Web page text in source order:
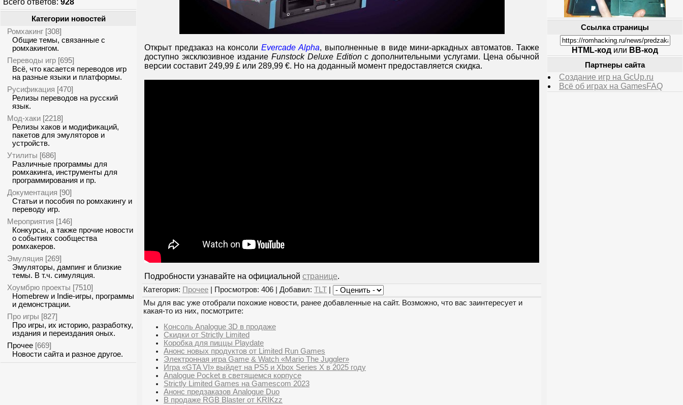
Всего ответов: 928
Категории новостей
Ромхакинг [308]
Общие темы, связанные с
ромхакингом.
Переводы игр [695]
Всё, что касается переводов игр
на разные языки и платформы.
Русификация [470]
Релизы переводов на русский
язык.
Мод-хаки [2218]
Релизы хаков и модификаций,
пакетов для эмуляторов и
устройств.
Утилиты [686]
Различные программы для
ромхакинга, инструменты для
программирования и пр.
Документация [90]
Статьи и пособия по ромхакингу и
переводу игр.
Мероприятия [146]
Конкурсы, а также прочие новости
о событиях сообщества
ромхакеров.
Эмуляция [269]
Эмуляторы, дампинг и близкие
темы. В т.ч. симуляция.
Хоумбрю проекты [7510]
Homebrew и Indie-игры, программы
и демонстрации.
Про игры [827]
Про игры, их историю, разработку,
издания и переиздания оных.
Прочее [669]
Новости сайта и разное другое.
Открыт предзаказ на консолиEvercade Alpha, выполненные в виде мини-аркадных автоматов. Также
доступно эксклюзивное издание Funstock Deluxe Editionс дополнительными услугами. Цена обычной
версии составит 249,99 £ или 289,99 €. Но на доданный момент предоставляется скидка.
Подробности узнавайте на официальной странице.
Категория: Прочее | Просмотров: 406 | Добавил: TLT
Мы для вас уже отобрали похожие новости, ранее добавленные на сайт. Возможно, что вас заинтересует и
какая-то из них, посмотрите:
Консоль Analogue 3D в продаже
Скидки от Strictly Limited
Коробка для пиццы Playdate
Анонс новых продуктов от Limited Run Games
Электронная игра Game & Watch «Mario The Juggler»
Игра «GTA VI» выйдет на PS5 и Xbox Series X в 2025 году
Analogue Pocket в светящемся корпусе
Strictly Limited Games на Gamescom 2023
Анонс предзаказов Analogue Duo
В продаже RGB Blaster от KRIKzz
Ссылка страницы
HTML-код или BB-код
Партнеры сайта
Создание игр на GcUp.ru
Всё об играх на GamesFAQ